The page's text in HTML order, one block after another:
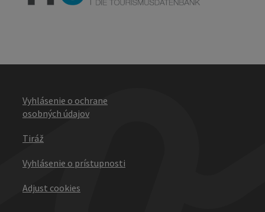
Vyhlásenie o ochrane
osobných údajov
Tiráž
Vyhlásenie o prístupnosti
Adjust cookies